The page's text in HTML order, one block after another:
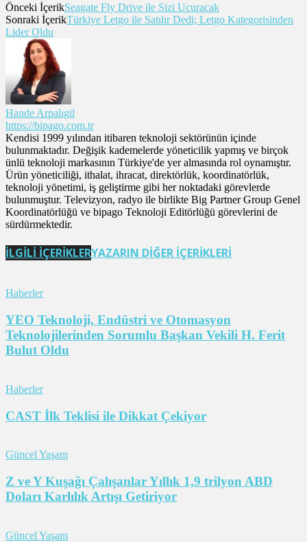
Önceki İçerikSeagate Fly Drive ile Sizi Uçuracak
Sonraki İçerikTürkiye Letgo ile Satılır Dedi; Letgo Kategorisinden
Lider Oldu
Hande Arpalıgil
https://bipago.com.tr
Kendisi 1999 yılından itibaren teknoloji sektörünün içinde
bulunmaktadır. Değişik kademelerde yöneticilik yapmış ve birçok
ünlü teknoloji markasının Türkiye'de yer almasında rol oynamıştır.
Ürün yöneticiliği, ithalat, ihracat, direktörlük, koordinatörlük,
teknoloji yönetimi, iş geliştirme gibi her noktadaki görevlerde
bulunmuştur. Televizyon, radyo ile birlikte Big Partner Group Genel
Koordinatörlüğü ve bipago Teknoloji Editörlüğü görevlerini de
sürdürmektedir.
İLGİLİ İÇERİKLERYAZARIN DİĞER İÇERİKLERİ
Haberler
YEO Teknoloji, Endüstri ve Otomasyon
Teknolojilerinden Sorumlu Başkan Vekili H. Ferit
Bulut Oldu
Haberler
CAST İlk Teklisi ile Dikkat Çekiyor
Güncel Yaşam
Z ve Y Kuşağı Çalışanlar Yıllık 1,9 trilyon ABD
Doları Karlılık Artışı Getiriyor
Güncel Yaşam